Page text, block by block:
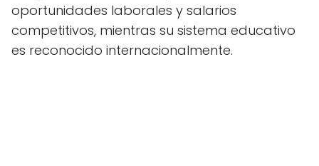
oportunidades laborales y salarios
competitivos, mientras su sistema educativo
es reconocido internacionalmente.